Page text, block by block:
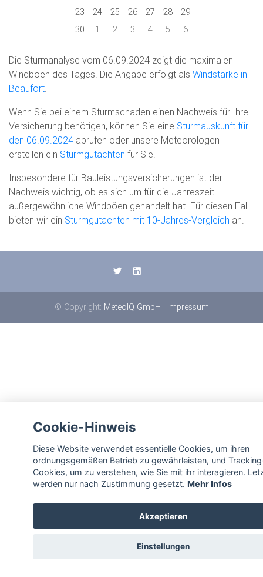
23
24 25 26 27 28
29
30
1 2 3 4 5 6
Die Sturmanalyse vom 06.09.2024 zeigt die maximalen
Windböen des Tages. Die Angabe erfolgt als Windstärke in
Beaufort
Wenn Sie bei einem Sturmschaden einen Nachweis für Ihre
Versicherung benötigen, können Sie eine Sturmauskunft für
den 06.09.2024 abrufen oder unsere Meteorologen
erstellen ein Sturmgutachten für Sie.
Insbesondere für Bauleistungsversicherungen ist der
Nachweis wichtig, ob es sich um für die Jahreszeit
außergewöhnliche Windböen gehandelt hat. Für diesen Fall
bieten wir ein Sturmgutachten mit 10-Jahres-Vergleich an.
© Copyright: MeteoIQ GmbH | Impressum
Cookie-Hinweis
Diese Website verwendet essentielle Cookies, um ihren
ordnungsgemäßen Betrieb zu gewährleisten, und
Cookies, um zu verstehen, wie Sie mit ihr interagieren.
werden nur nach Zustimmung gesetzt. Mehr Infos
Akzeptieren
Einstellungen